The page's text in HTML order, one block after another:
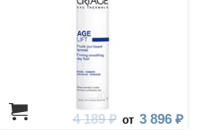
4 189 ₽ от 3 896 ₽